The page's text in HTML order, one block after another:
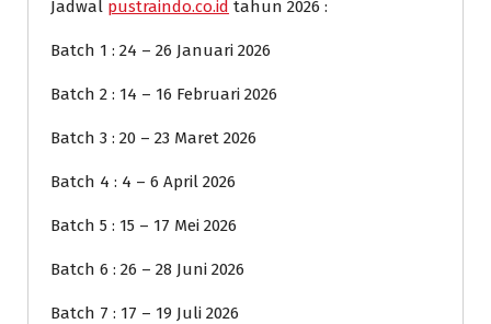
Jadwal pustraindo.co.id tahun 2026 :
Batch 1 : 24 – 26 Januari 2026
Batch 2 : 14 – 16 Februari 2026
Batch 3 : 20 – 23 Maret 2026
Batch 4 : 4 – 6 April 2026
Batch 5 : 15 – 17 Mei 2026
Batch 6 : 26 – 28 Juni 2026
Batch 7 : 17 – 19 Juli 2026